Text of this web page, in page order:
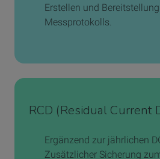
Erstellen und
Messprotokolls.
RCD (Residual Current
Ergänzend zur jährlichen
Zusätzlicher Sicherung